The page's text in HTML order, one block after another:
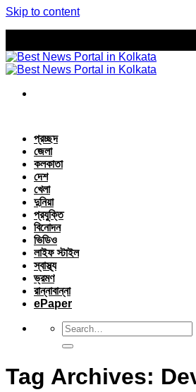
Skip to content
প্রচ্ছদ
জেলা
কলকাতা
দেশ
খেলা
দুনিয়া
প্রযুক্তি
বিনোদন
ভিডিও
লাইফ স্টাইল
স্বাস্থ্য
ভ্রমণ
রান্নাবান্না
ePaper
Tag Archives: